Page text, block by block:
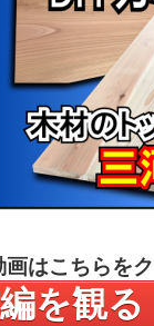
はこちらを
を観る